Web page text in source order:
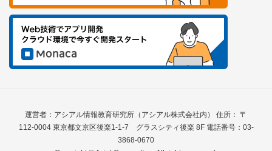
運営者：アシアル情報教育研究所（アシアル株式会社内） 住所： 〒
112-0004 東京都文京区後楽1-1-7 グラスシティ後楽 8F 電話番号：03-
3868-0670